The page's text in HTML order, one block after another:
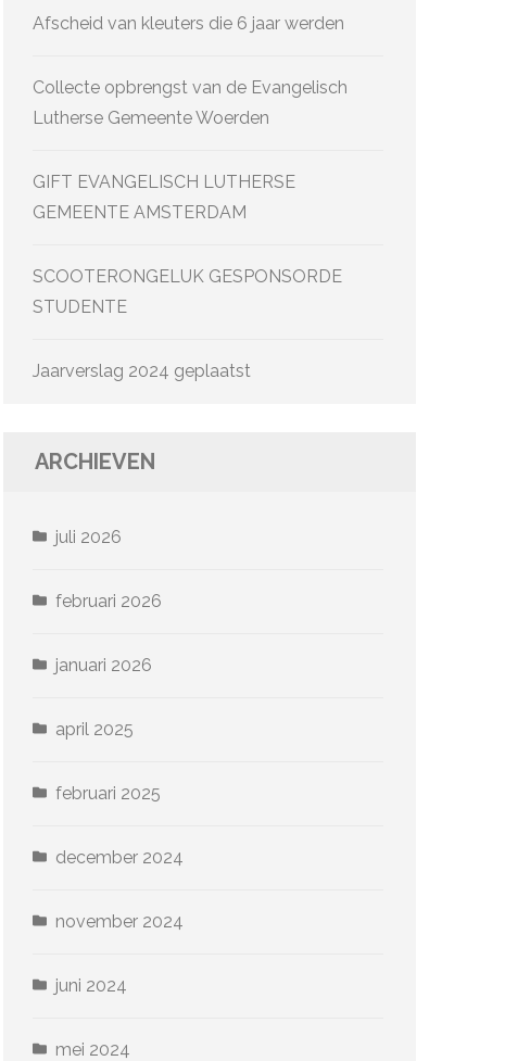
Afscheid van kleuters die 6 jaar werden
Collecte opbrengst van de Evangelisch
Lutherse Gemeente Woerden
GIFT EVANGELISCH LUTHERSE
GEMEENTE AMSTERDAM
SCOOTERONGELUK GESPONSORDE
STUDENTE
Jaarverslag 2024 geplaatst
ARCHIEVEN
juli 2026
februari 2026
januari 2026
april 2025
februari 2025
december 2024
november 2024
juni 2024
mei 2024